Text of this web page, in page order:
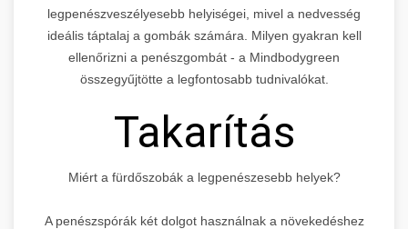
legpenészveszélyesebb helyiségei, mivel a nedvesség
ideális táptalaj a gombák számára. Milyen gyakran kell
ellenőrizni a penészgombát - a Mindbodygreen
összegyűjtötte a legfontosabb tudnivalókat.
Takarítás
Miért a fürdőszobák a legpenészesebb helyek?
A penészspórák két dolgot használnak a növekedéshez